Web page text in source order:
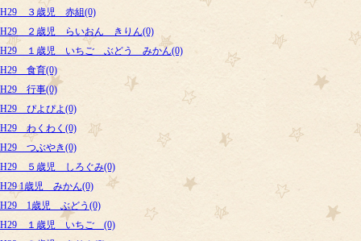
H29 ３歳児 赤組(0)
H29 ２歳児 らいおん きりん(0)
H29 １歳児 いちご ぶどう みかん(0)
H29 食育(0)
H29 行事(0)
H29 ぴよぴよ(0)
H29 わくわく(0)
H29 つぶやき(0)
H29 ５歳児 しろぐみ(0)
H29 1歳児 みかん(0)
H29 1歳児 ぶどう(0)
H29 １歳児 いちご (0)